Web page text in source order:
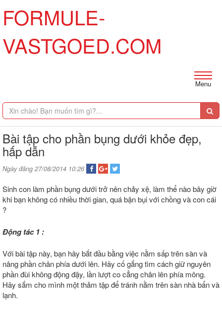
FORMULE-
VASTGOED.COM
Menu
Bài tập cho phần bụng dưới khỏe đẹp,
hấp dẫn
Ngày đăng 27/08/2014 10:26
Sinh con làm phần bụng dưới trở nên chảy xệ, làm thể nào bây giờ
khi bạn không có nhiều thời gian, quá bận bụi với chồng và con cái
?
Động tác 1 :
Với bài tập này, bạn hãy bắt đầu bằng việc nằm sấp trên sàn và
nâng phần chân phía dưới lên. Hãy cố gắng tìm cách giữ nguyên
phần đùi không động đậy, lần lượt co cẳng chân lên phía mông.
Hãy sắm cho mình một thảm tập để tránh nằm trên sàn nhà bẩn và
lạnh.